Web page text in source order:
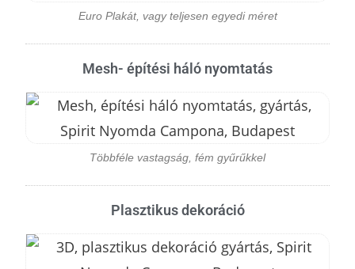
Euro Plakát, vagy teljesen egyedi méret
Mesh- építési háló nyomtatás
Többféle vastagság, fém gyűrűkkel
Plasztikus dekoráció